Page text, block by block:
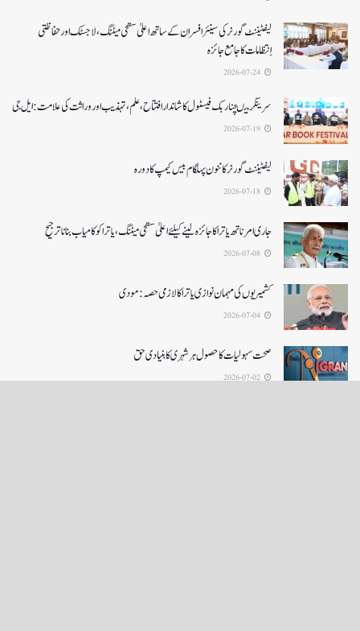
لیفٹیننٹ گورنر کی سینئر افسران کے ساتھ اعلیٰ سطحی میٹنگ، لاجسٹک اور حفاظتی
اِنتظامات کا جامع جائزہ
سرینگر میںچنار بک فیسٹول کا شاندار افتتاح،علم، تہذیب اور وراثت کی علامت: ایل جی
لیفٹیننٹ گورنرکا ننون پہلگام بیس کیمپ کا دورہ
جاری امرناتھ یاترا کا جائزہ لینے کیلئے اعلیٰ سطحی میٹنگ،یاترا کو کامیاب بنانا ترجیح
کشمیریوں کی مہمان نوازی یاترا کا لازمی حصہ: مودی
صحت سہولیات کا حصول ہر شہری کا بنیادی حق